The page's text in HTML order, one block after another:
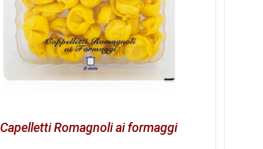
Capelletti Romagnoli ai formaggi